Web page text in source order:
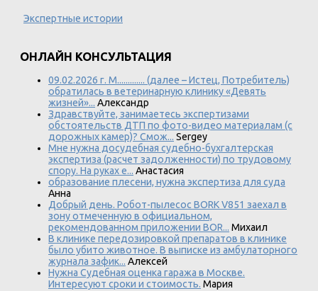
Экспертные истории
ОНЛАЙН КОНСУЛЬТАЦИЯ
09.02.2026 г. М............. (далее – Истец, Потребитель)
обратилась в ветеринарную клинику «Девять
жизней»... Александр
Здравствуйте, занимаетесь экспертизами
обстоятельств ДТП по фото-видео материалам (с
дорожных камер)? Смож... Sergey
Мне нужна досудебная судебно-бухгалтерская
экспертиза (расчет задолженности) по трудовому
спору. На руках е... Анастасия
образование плесени, нужна экспертиза для суда
Анна
Добрый день. Робот-пылесос BORK V851 заехал в
зону отмеченную в официальном,
рекомендованном приложении BOR... Михаил
В клинике передозировкой препаратов в клинике
было убито животное. В выписке из амбулаторного
журнала зафик... Алексей
Нужна Судебная оценка гаража в Москве.
Интересуют сроки и стоимость. Мария